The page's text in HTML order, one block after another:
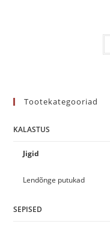
Tootekategooriad
KALASTUS
Jigid
Lendõnge putukad
SEPISED